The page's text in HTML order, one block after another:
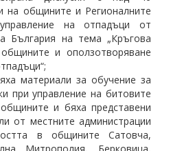
на общините и Регионалните
на отпадъци от
България на тема „Кръгова
и оползотворяване
материали за обучение за
при управление на битовите
и бяха представени
от местните администрации
в общините Сатовча,